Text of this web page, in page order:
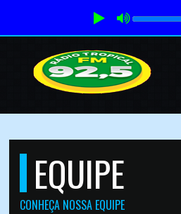
EQUIPE
CONHEÇA NOSSA EQUIPE